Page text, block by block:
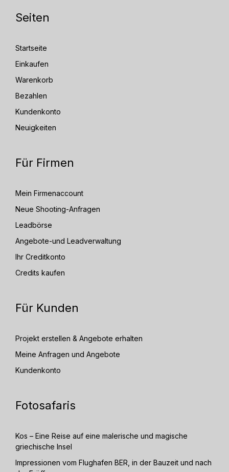
Seiten
Startseite
Einkaufen
Warenkorb
Bezahlen
Kundenkonto
Neuigkeiten
Für Firmen
Mein Firmenaccount
Neue Shooting-Anfragen
Leadbörse
Angebote-und Leadverwaltung
Ihr Creditkonto
Credits kaufen
Für Kunden
Projekt erstellen & Angebote erhalten
Meine Anfragen und Angebote
Kundenkonto
Fotosafaris
Kos – Eine Reise auf eine malerische und magische
griechische Insel
Impressionen vom Flughafen BER, in der Bauzeit und nach